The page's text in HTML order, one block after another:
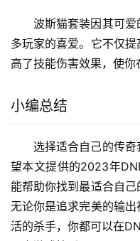
波斯猫套装因其可
多玩家的喜爱。它不仅
高了技能伤害效果，使你
小编总结
选择适合自己的传
望本文提供的2023年
能帮助你找到最适合自己
无论你是追求完美的输
活的杀手，你都可以在